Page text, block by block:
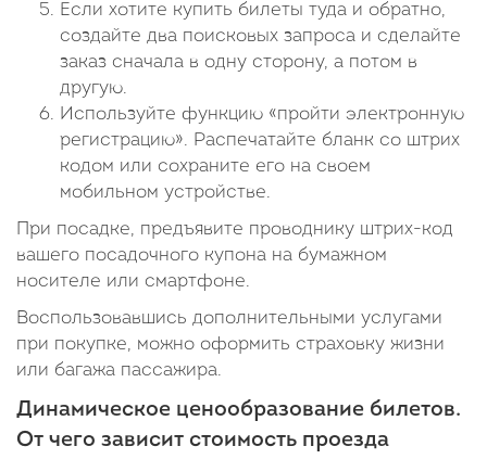
Если хотите купить билеты туда и обратно,
создайте два поисковых запроса и сделайте
заказ сначала в одну сторону, а потом в
другую.
Используйте функцию «пройти электронную
регистрацию». Распечатайте бланк со штрих
кодом или сохраните его на своем
мобильном устройстве.
При посадке, предъявите проводнику штрих-код
вашего посадочного купона на бумажном
носителе или смартфоне.
Воспользовавшись дополнительными услугами
при покупке, можно оформить страховку жизни
или багажа пассажира.
Динамическое ценообразование билетов.
От чего зависит стоимость проезда